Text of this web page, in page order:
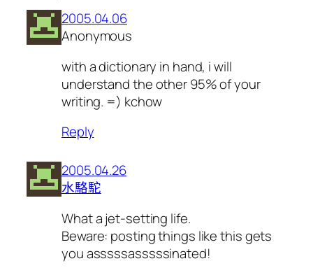
2005.04.06
Anonymous
with a dictionary in hand, i will
understand the other 95% of your
writing. =) kchow
Reply
2005.04.26
水駱駝
What a jet-setting life.
Beware: posting things like this gets
you asssssasssssinated!